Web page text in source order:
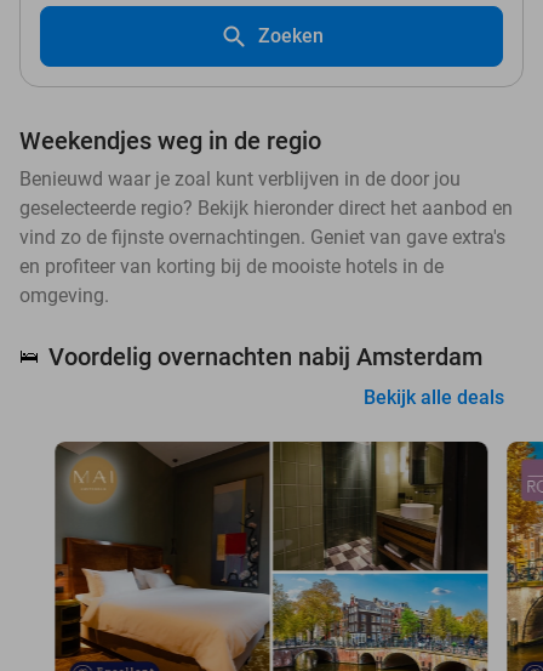
Zoeken
Weekendjes weg in de regio
Benieuwd waar je zoal kunt verblijven in de door jou
geselecteerde regio? Bekijk hieronder direct het aanbod en
vind zo de fijnste overnachtingen. Geniet van gave extra's
en profiteer van korting bij de mooiste hotels in de
omgeving.
🛌 Voordelig overnachten nabij Amsterdam
Bekijk alle deals